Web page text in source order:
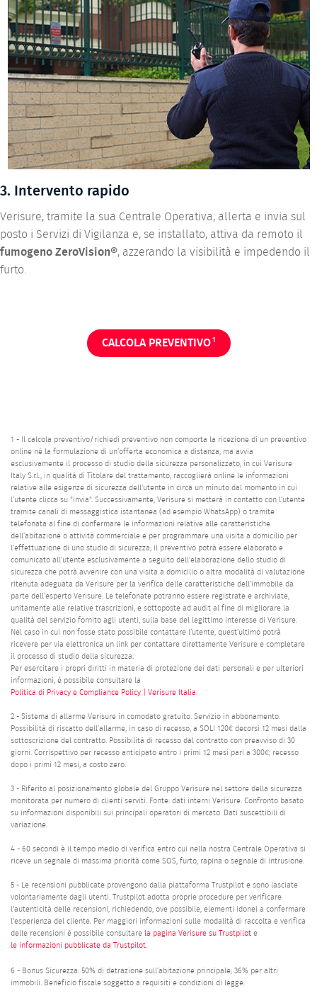
3. Intervento rapido
Verisure, tramite la sua Centrale Operativa, allerta e invia sul
posto i Servizi di Vigilanza e, se installato, attiva da remoto il
fumogeno ZeroVision®, azzerando la visibilità e impedendo il
furto.
CALCOLA PREVENTIVO 1
1 - Il calcola preventivo/richiedi preventivo non comporta la ricezione di un preventivo
online né la formulazione di un’offerta economica a distanza, ma avvia
esclusivamente il processo di studio della sicurezza personalizzato, in cui Verisure
Italy S.r.l., in qualità di Titolare del trattamento, raccoglierà online le informazioni
relative alle esigenze di sicurezza dell'utente in circa un minuto dal momento in cui
l’utente clicca su "invia". Successivamente, Verisure si metterà in contatto con l’utente
tramite canali di messaggistica istantanea (ad esempio WhatsApp) o tramite
telefonata al fine di confermare le informazioni relative alle caratteristiche
dell’abitazione o attività commerciale e per programmare una visita a domicilio per
l’effettuazione di uno studio di sicurezza; il preventivo potrà essere elaborato e
comunicato all’utente esclusivamente a seguito dell'elaborazione dello studio di
sicurezza che potrà avvenire con una visita a domicilio o altra modalità di valutazione
ritenuta adeguata da Verisure per la verifica delle caratteristiche dell’immobile da
parte dell’esperto Verisure. Le telefonate potranno essere registrate e archiviate,
unitamente alle relative trascrizioni, e sottoposte ad audit al fine di migliorare la
qualità del servizio fornito agli utenti, sulla base del legittimo interesse di Verisure.
Nel caso in cui non fosse stato possibile contattare l’utente, quest’ultimo potrà
ricevere per via elettronica un link per contattare direttamente Verisure e completare
il processo di studio della sicurezza.
Per esercitare i propri diritti in materia di protezione dei dati personali e per ulteriori
informazioni, è possibile consultare la
Politica di Privacy e Compliance Policy | Verisure Italia
2 - Sistema di allarme Verisure in comodato gratuito. Servizio in abbonamento.
Possibilità di riscatto dell’allarme, in caso di recesso, a SOLI 120€ decorsi 12 mesi dalla
sottoscrizione del contratto. Possibilità di recesso dal contratto con preavviso di 30
giorni. Corrispettivo per recesso anticipato entro i primi 12 mesi pari a 300€; recesso
dopo i primi 12 mesi, a costo zero.
3 - Riferito al posizionamento globale del Gruppo Verisure nel settore della sicurezza
monitorata per numero di clienti serviti. Fonte: dati interni Verisure. Confronto basato
su informazioni disponibili sui principali operatori di mercato. Dati suscettibili di
variazione.
4 - 60 secondi è il tempo medio di verifica entro cui nella nostra Centrale Operativa si
riceve un segnale di massima priorità come SOS, furto, rapina o segnale di intrusione.
5 - Le recensioni pubblicate provengono dalla piattaforma Trustpilot e sono lasciate
volontariamente dagli utenti. Trustpilot adotta proprie procedure per verificare
l'autenticità delle recensioni, richiedendo, ove possibile, elementi idonei a confermare
l'esperienza del cliente. Per maggiori informazioni sulle modalità di raccolta e verifica
delle recensioni è possibile consultare la pagina Verisure su Trustpilot e
le informazioni pubblicate da Trustpilot
6 - Bonus Sicurezza: 50% di detrazione sull’abitazione principale; 36% per altri
immobili. Beneficio fiscale soggetto a requisiti e condizioni di legge.